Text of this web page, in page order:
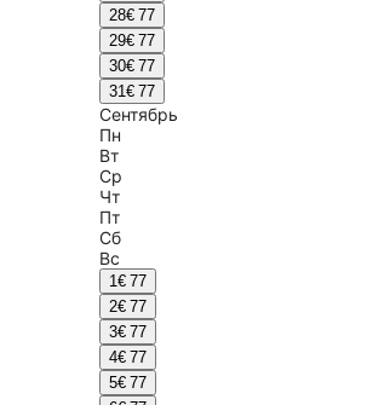
28€ 77
29€ 77
30€ 77
31€ 77
Сентябрь
Пн
Вт
Ср
Чт
Пт
Сб
Вс
1€ 77
2€ 77
3€ 77
4€ 77
5€ 77